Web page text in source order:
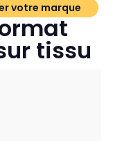
votre marque
tissu